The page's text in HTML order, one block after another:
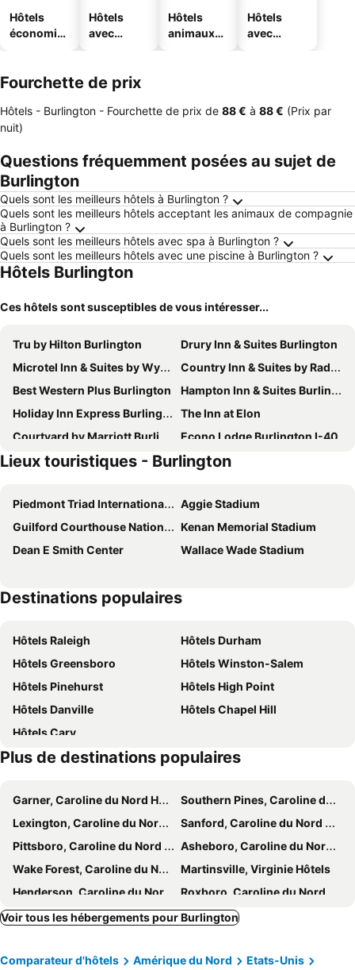
Hôtels
économiq
Hôtels
avec
Hôtels
animaux
Hôtels
avec
Fourchette de prix
Hôtels - Burlington - Fourchette de prix de ‎88 € à ‎88 € (Prix par
nuit)
Questions fréquemment posées au sujet de
Burlington
Quels sont les meilleurs hôtels à Burlington ?
Quels sont les meilleurs hôtels acceptant les animaux de compagnie
à Burlington ?
Quels sont les meilleurs hôtels avec spa à Burlington ?
Quels sont les meilleurs hôtels avec une piscine à Burlington ?
Hôtels Burlington
Ces hôtels sont susceptibles de vous intéresser...
Tru by Hilton Burlington
Drury Inn & Suites Burlington
Microtel Inn & Suites by Wyndham Burlington
Country Inn & Suites by Radisson, Burlington (Elon), NC
Best Western Plus Burlington
Hampton Inn & Suites Burlington
Holiday Inn Express Burlington By Ihg
The Inn at Elon
Courtyard by Marriott Burlington
Econo Lodge Burlington I-40
Motel 6 Burlington, NC
Knights Inn Burlington Nc
Affordable Suites Graham
Quality Suites Graham - Burlington South
Hotel Comfort Inn Burlington
Days Inn by Wyndham Burlington East
Days Inn by Wyndham Burlington East
Burke Manor Inn
Hampton Inn Mebane
Fairfield Inn & Suites by Marriott Mebane
Comfort Suites Whitsett - Greensboro East
Hampton Inn Greensboro-East
Lieux touristiques - Burlington
Piedmont Triad International Airport
Aggie Stadium
Guilford Courthouse National Military Park
Kenan Memorial Stadium
Dean E Smith Center
Wallace Wade Stadium
Destinations populaires
Hôtels Raleigh
Hôtels Durham
Hôtels Greensboro
Hôtels Winston-Salem
Hôtels Pinehurst
Hôtels High Point
Hôtels Danville
Hôtels Chapel Hill
Hôtels Cary
Plus de destinations populaires
Garner, Caroline du Nord Hôtels
Southern Pines, Caroline du Nord Hôtels
Lexington, Caroline du Nord Hôtels
Sanford, Caroline du Nord Hôtels
Pittsboro, Caroline du Nord Hôtels
Asheboro, Caroline du Nord Hôtels
Wake Forest, Caroline du Nord Hôtels
Martinsville, Virginie Hôtels
Henderson, Caroline du Nord Hôtels
Roxboro, Caroline du Nord Hôtels
Fuquay-Varina, Caroline du Nord Hôtels
Kernersville, Caroline du Nord Hôtels
Mebane, Caroline du Nord Hôtels
Pilot Mountain, Caroline du Nord Hôtels
Voir tous les hébergements pour Burlington
Comparateur d'hôtels Amérique du Nord
Etats-Unis